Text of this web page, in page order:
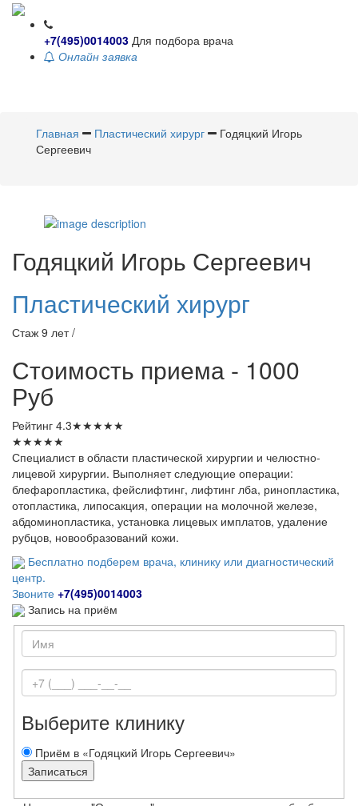
+7(495)0014003 Для подбора врача
Онлайн заявка
Главная
Пластический хирург
Годяцкий Игорь
Сергеевич
Годяцкий Игорь Сергеевич
Пластический хирург
Стаж 9 лет /
Стоимость приема - 1000
Руб
Рейтинг 4.3★★★★★
★★★★★
Специалист в области пластической хирургии и челюстно-
лицевой хирургии. Выполняет следующие операции:
блефаропластика, фейслифтинг, лифтинг лба, ринопластика,
отопластика, липосакция, операции на молочной железе,
абдоминопластика, установка лицевых имплатов, удаление
рубцов, новообразований кожи.
Бесплатно подберем врача, клинику или диагностический
центр.
Звоните +7(495)0014003
Запись на приём
Выберите клинику
Приём в «Годяцкий Игорь Сергеевич»